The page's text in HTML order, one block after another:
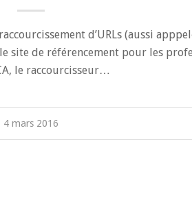
d’URLs (aussi
site de référencement pour les
le raccourcisseur…
4 mars 2016